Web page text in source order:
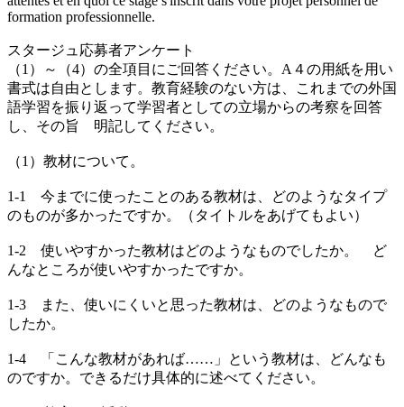
formation professionnelle.
スタージュ応募者アンケート
（1）～（4）の全項目にご回答ください。A４の用紙を用い
書式は自由とします。教育経験のない方は、これまでの外国
語学習を振り返って学習者としての立場からの考察を回答
し、その旨 明記してください。
（1）教材について。
1-1 今までに使ったことのある教材は、どのようなタイプ
のものが多かったですか。（タイトルをあげてもよい）
1-2 使いやすかった教材はどのようなものでしたか。 ど
んなところが使いやすかったですか。
1-3 また、使いにくいと思った教材は、どのようなもので
したか。
1-4 「こんな教材があれば……」という教材は、どんなも
のですか。できるだけ具体的に述べてください。